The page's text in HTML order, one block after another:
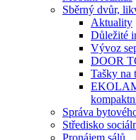
Sběrný dvůr,
Aktuality
Důležité
Vývoz
DOOR
Tašky na
Správa
Středisko
Pronájem sálů